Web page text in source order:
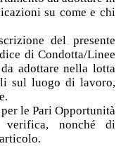
su come e chi
del presente
di Condotta/Linee
adottare nella lotta
sul luogo di lavoro,
le Pari Opportunità
nonché di